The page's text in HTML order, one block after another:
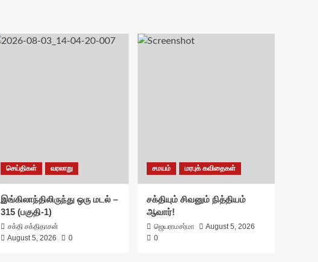
செய்திகள் வரலாறு
இங்கிலாந்திலிருந்து ஒரு மடல் –
315 (பகுதி-1)
சக்தி சக்திதாசன்
August 5, 2026
0
சமயம் மரபுக் கவிதைகள்
சக்தியும் சிவனும் நித்தியம்
ஆவார்!
ஜெயராமசர்மா
August 5, 2026
0